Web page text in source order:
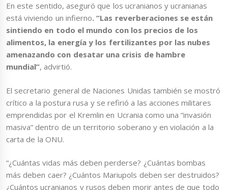
En este sentido, aseguró que los ucranianos y ucranianas
está viviendo un infierno. “Las reverberaciones se están
sintiendo en todo el mundo con los precios de los
alimentos, la energía y los fertilizantes por las nubes
amenazando con desatar una crisis de hambre
mundial”, advirtió.
El secretario general de Naciones Unidas también se mostró
crítico a la postura rusa y se refirió a las acciones militares
emprendidas por el Kremlin en Ucrania como una “invasión
masiva” dentro de un territorio soberano y en violación a la
carta de la ONU.
“¿Cuántas vidas más deben perderse? ¿Cuántas bombas
más deben caer? ¿Cuántos Mariupols deben ser destruidos?
¿Cuántos ucranianos y rusos deben morir antes de que todo